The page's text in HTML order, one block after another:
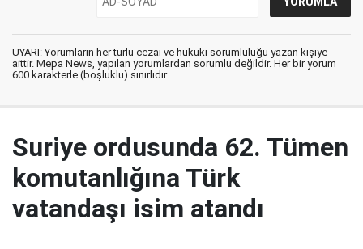
UYARI: Yorumların her türlü cezai ve hukuki sorumluluğu yazan kişiye
aittir. Mepa News, yapılan yorumlardan sorumlu değildir. Her bir yorum
600 karakterle (boşluklu) sınırlıdır.
Suriye ordusunda 62. Tümen
komutanlığına Türk
vatandaşı isim atandı